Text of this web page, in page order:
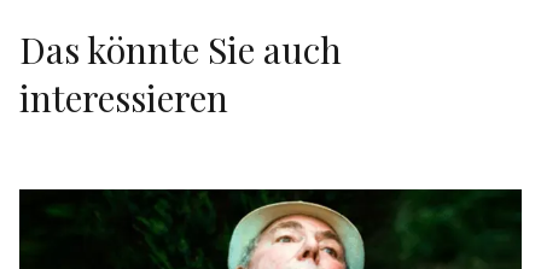
Das könnte Sie auch
interessieren